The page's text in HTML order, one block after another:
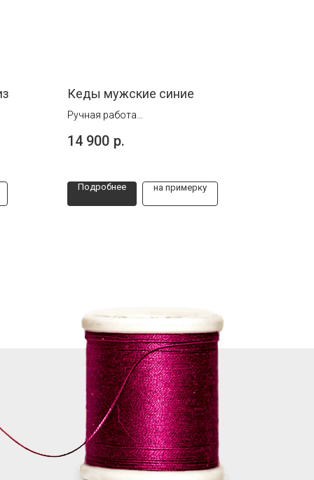
Кеды мужские синие
Ручная работа
14 900 р.
Подробнее на примерку